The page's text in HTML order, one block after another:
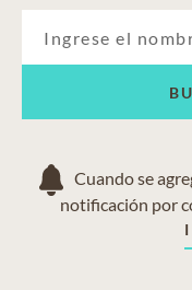
Cuando se
notificación por